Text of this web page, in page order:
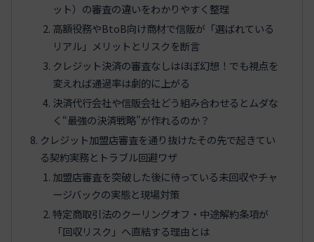
ット）の審査の違いをわかりやすく整理
高額役務やBtoB向け商材で信販が「選ばれている
リアル」メリットとリスクを断言
クレジット決済の審査なしはほぼ幻想！でも視点を
変えれば通過率は劇的に上がる
決済代行会社や信販会社どう組み合わせるとムダな
く“最強の決済戦略”が作れるのか？
クレジット加盟店審査を通り抜けたその先で起きてい
る契約実務とトラブル回避ワザ
加盟店審査を突破した後に待っている未回収やチャ
ージバックの実態と現場対策
特定商取引法のクーリングオフ・中途解約条項が
「回収リスク」へ直結する理由とは